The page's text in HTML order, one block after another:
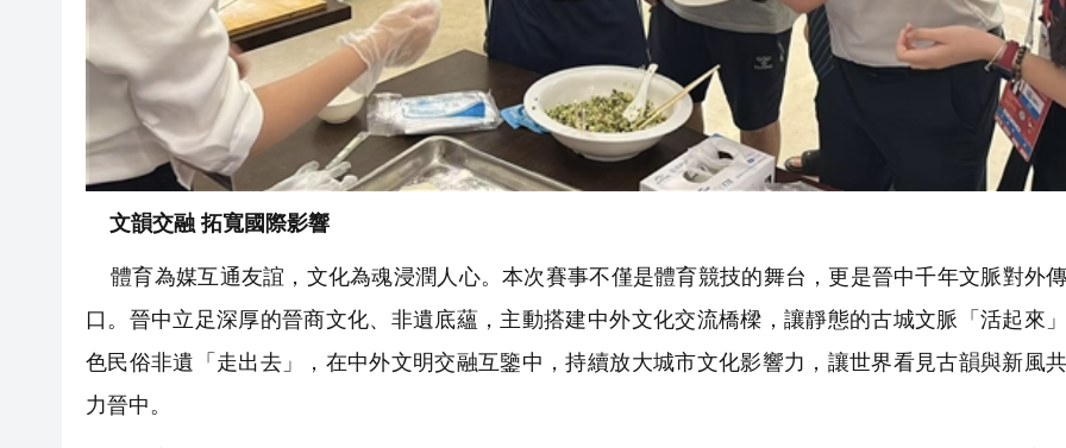
文韻交融 拓寬國際影響
體育為媒互通友誼，文化為魂浸潤人心。本次賽事不僅是體育競技的舞台，更是晉中千年文脈對外
口。晉中立足深厚的晉商文化、非遺底蘊，主動搭建中外文化交流橋樑，讓靜態的古城文脈「活起來
色民俗非遺「走出去」，在中外文明交融互鑒中，持續放大城市文化影響力，讓世界看見古韻與新風
力晉中。